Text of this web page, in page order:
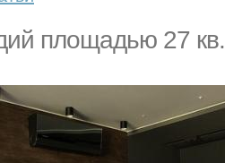
площадью 27 кв.